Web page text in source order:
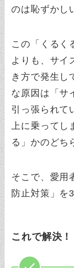
のは恥ずかし
この「くるく
よりも、サイ
き方で発生し
な原因は「サ
引っ張られて
上に乗って
る」かのどち
そこで、愛用
防止対策」を
これで解決